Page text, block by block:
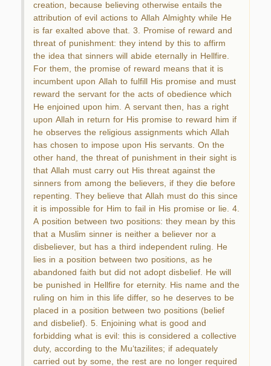
creation, because believing otherwise entails the
attribution of evil actions to Allah Almighty while He
is far exalted above that. 3. Promise of reward and
threat of punishment: they intend by this to affirm
the idea that sinners will abide eternally in Hellfire.
For them, the promise of reward means that it is
incumbent upon Allah to fulfill His promise and must
reward the servant for the acts of obedience which
He enjoined upon him. A servant then, has a right
upon Allah in return for His promise to reward him if
he observes the religious assignments which Allah
has chosen to impose upon His servants. On the
other hand, the threat of punishment in their sight is
that Allah must carry out His threat against the
sinners from among the believers, if they die before
repenting. They believe that Allah must do this since
it is impossible for Him to fail in His promise or lie. 4.
A position between two positions: they mean by this
that a Muslim sinner is neither a believer nor a
disbeliever, but has a third independent ruling. He
lies in a position between two positions, as he
abandoned faith but did not adopt disbelief. He will
be punished in Hellfire for eternity. His name and the
ruling on him in this life differ, so he deserves to be
placed in a position between two positions (belief
and disbelief). 5. Enjoining what is good and
forbidding what is evil: this is considered a collective
duty, according to the Mu‘tazilites; if adequately
carried out by some, the rest are no longer required